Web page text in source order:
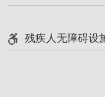
残疾人无障碍设